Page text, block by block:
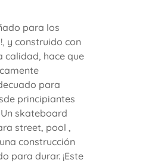
para los
y construido con
calidad, hace que
para
principiantes
skateboard
street, pool ,
construcción
para durar. ¡Este